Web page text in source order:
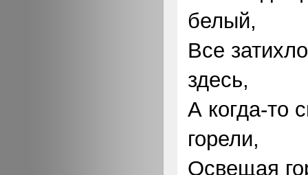
белый,
Все
здесь,
А когда-то
горели,
Освещая